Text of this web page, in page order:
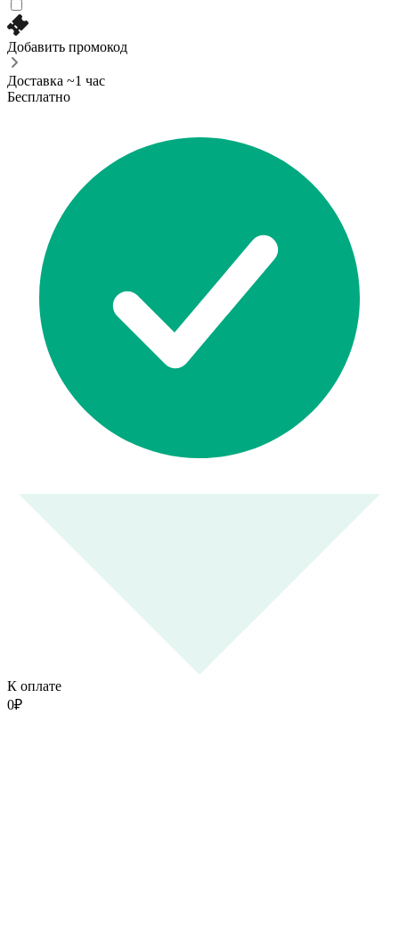
Добавить промокод
Доставка ~1 час
Бесплатно
К оплате
0₽